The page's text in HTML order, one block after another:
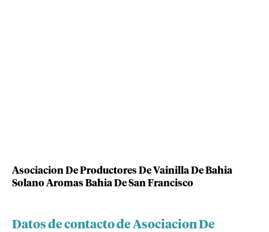
Asociacion De Productores De Vainilla De Bahia
Solano Aromas Bahia De San Francisco
Datos de contacto de Asociacion De